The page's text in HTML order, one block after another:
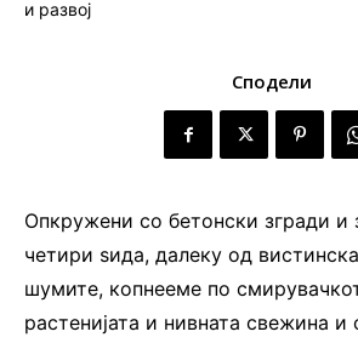
Сподели
Опкружени со бетонски згради и
четири ѕида, далеку од
шумите, копнееме по
растенијата и нивната свежина и